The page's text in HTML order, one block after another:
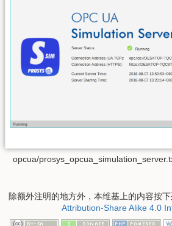
opcua/
除额外注明的地方外，本维基上的内容按
Attribution-Share Alike 4.0